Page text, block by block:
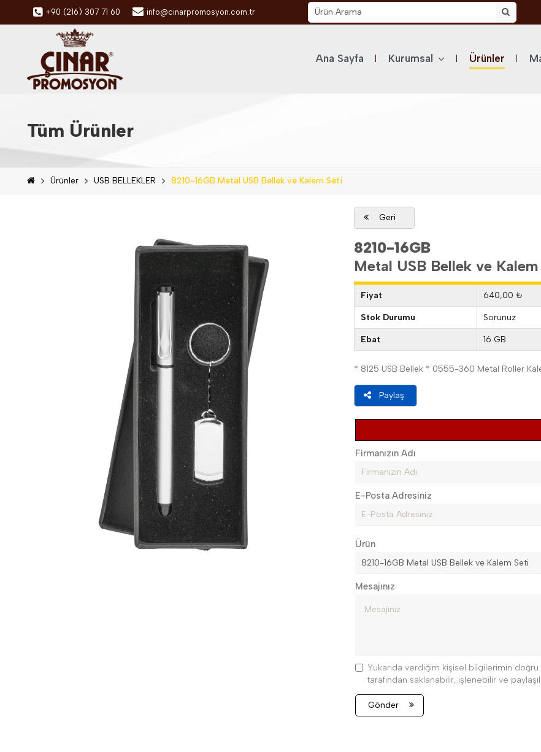
+90 (216) 307 71 60 info@cinarpromosyon.com.tr
Ana Sayfa Kurumsal Ürünler
Tüm Ürünler
Ürünler USB BELLEKLER 8210-16GB Metal USB Bellek ve Kalem Seti
Geri
8210-16GB
Metal USB Bellek ve
Fiyat 640,00 ₺
Stok Durumu Sorunuz
Ebat 16 GB
* 8125 USB Bellek * 0555-360 Metal Roller
Paylaş
Firmanızın Adı
E-Posta Adresiniz
Ürün
Mesajınız
Yukarıda verdiğim kişisel bilgilerimin
tarafından saklanabilir, işlenebilir ve
Gönder